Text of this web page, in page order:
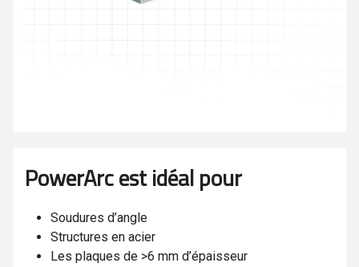
PowerArc est idéal pour
Soudures d’angle
Structures en acier
Les plaques de >6 mm d’épaisseur